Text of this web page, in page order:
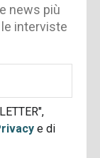
news più
interviste
e di